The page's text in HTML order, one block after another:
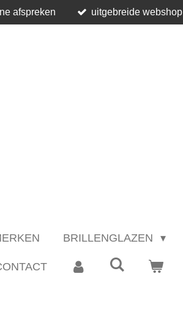
afspreken uitgebreide webshop
BRILLENGLAZEN